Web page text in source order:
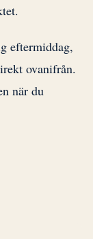
eftermiddag,
ovanifrån.
när du